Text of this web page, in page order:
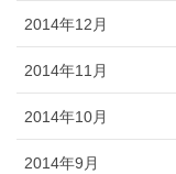
2014年12月
2014年11月
2014年10月
2014年9月